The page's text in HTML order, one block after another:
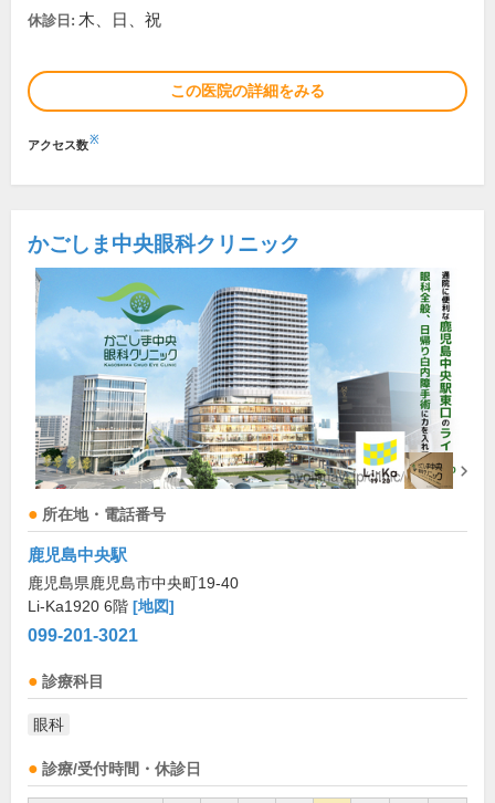
休診日: 木、日、祝
この医院の詳細をみる
アクセス数※
かごしま中央眼科クリニック
所在地・電話番号
鹿児島中央駅
鹿児島県鹿児島市中央町19-40
Li-Ka1920 6階 [地図]
099-201-3021
診療科目
眼科
診療/受付時間・休診日